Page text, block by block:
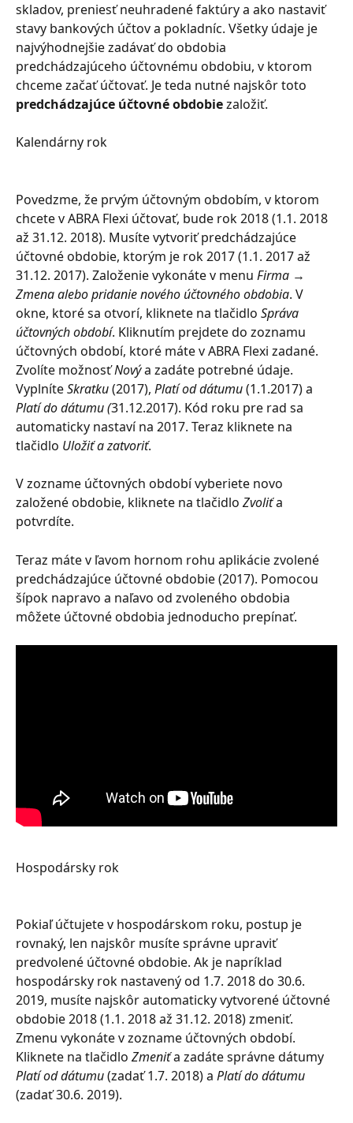
skladov, preniesť neuhradené faktúry a ako nastaviť
stavy bankových účtov a pokladníc. Všetky údaje je
najvýhodnejšie zadávať do obdobia
predchádzajúceho účtovnému obdobiu, v ktorom
chceme začať účtovať. Je teda nutné najskôr toto
predchádzajúce účtovné obdobie založiť.
Kalendárny rok
Povedzme, že prvým účtovným obdobím, v ktorom
chcete v ABRA Flexi účtovať, bude rok 2018 (1.1. 2018
až 31.12. 2018). Musíte vytvoriť predchádzajúce
účtovné obdobie, ktorým je rok 2017 (1.1. 2017 až
31.12. 2017). Založenie vykonáte v menu Firma →
Zmena alebopridanie nového účtovného obdobia. V
okne, ktoré sa otvorí, kliknete na tlačidlo Správa
účtovných období. Kliknutím prejdete do zoznamu
účtovných období, ktoré máte v ABRA Flexi zadané.
Zvolíte možnosť Nový a zadáte potrebné údaje.
Vyplníte Skratku (2017), Platí od dátumu (1.1.2017) a
Platí do dátumu (31.12.2017). Kód roku pre rad sa
automaticky nastaví na 2017. Teraz kliknete na
tlačidlo Uložiť a zatvoriť.
V zozname účtovných období vyberiete novo
založené obdobie, kliknete na tlačidlo Zvoliť a
potvrdíte.
Teraz máte v ľavom hornom rohu aplikácie zvolené
predchádzajúce účtovné obdobie (2017). Pomocou
šípok napravo a naľavo od zvoleného obdobia
môžete účtovné obdobia jednoducho prepínať.
Hospodársky rok
Pokiaľ účtujete v hospodárskom roku, postup je
rovnaký, len najskôr musíte správne upraviť
predvolené účtovné obdobie. Ak je napríklad
hospodársky rok nastavený od 1.7. 2018 do 30.6.
2019, musíte najskôr automaticky vytvorené účtovné
obdobie 2018 (1.1. 2018 až 31.12. 2018) zmeniť.
Zmenu vykonáte v zozname účtovných období.
Kliknete na tlačidlo Zmeniť a zadáte správne dátumy
Platí od dátumu (zadať 1.7. 2018) a Platí do dátumu
(zadať 30.6. 2019).